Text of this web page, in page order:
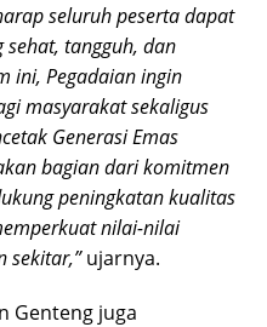
seluruh peserta dapat
tangguh, dan
ini, Pegadaian ingin
masyarakat sekaligus
Generasi Emas
bagian dari komitmen
peningkatan kualitas
nilai-nilai
sekitar,”ujarnya.
Genteng juga